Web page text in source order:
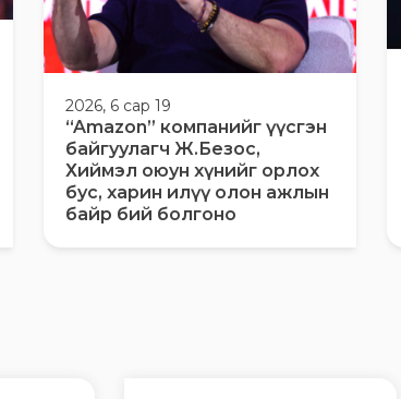
2026, 6 сар 19
“Amazon” компанийг үүсгэн
байгуулагч Ж.Безос,
Хиймэл оюун хүнийг орлох
бус, харин илүү олон ажлын
байр бий болгоно